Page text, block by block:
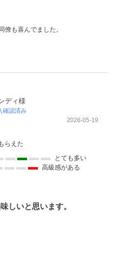
僚も喜んでました。
ディ様
確認済み
2026-05-19
らえた
とても多い
高級感がある
しいと思います。